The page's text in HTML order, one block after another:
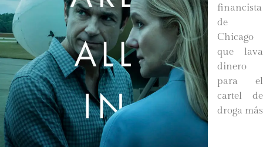
financista
de
Chicago
que lava
dinero
para el
cartel de
droga más